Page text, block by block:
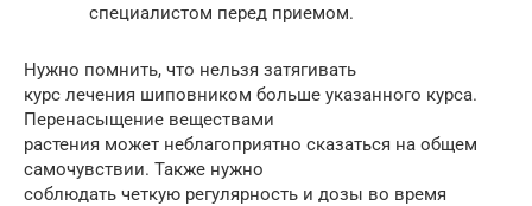
специалистом перед приемом.
Нужно помнить, что нельзя затягивать
курс лечения шиповником больше указанного курса.
Перенасыщение веществами
растения может неблагоприятно сказаться на общем
самочувствии. Также нужно
соблюдать четкую регулярность и дозы во время